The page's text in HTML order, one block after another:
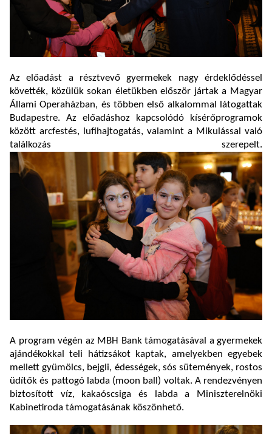
Az előadást a résztvevő gyermekek nagy érdeklődéssel
követték, közülük sokan életükben először jártak a Magyar
Állami Operaházban, és többen első alkalommal látogattak
Budapestre. Az előadáshoz kapcsolódó kísérőprogramok
között arcfestés, lufihajtogatás, valamint a Mikulással való
találkozás szerepelt.
A program végén az MBH Bank támogatásával a gyermekek
ajándékokkal teli hátizsákot kaptak, amelyekben egyebek
mellett gyümölcs, bejgli, édességek, sós sütemények, rostos
üdítők és pattogó labda (moon ball) voltak. A rendezvényen
biztosított víz, kakaóscsiga és labda a Miniszterelnöki
Kabinetiroda támogatásának köszönhető.